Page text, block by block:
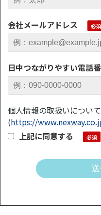
会社メールアドレス
日中つながりやすい電話
個人情報の取扱いについて
(https://
上記に同意する